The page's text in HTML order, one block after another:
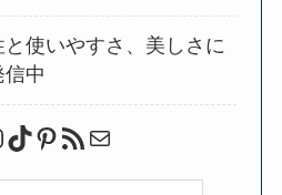
使いやすさ、美しさに
中
TikTok Pinterest RSS フィードメール